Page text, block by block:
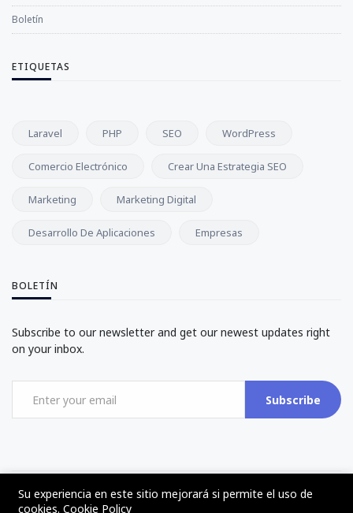
Boletín
ETIQUETAS
Laravel PHP SEO WordPress
Comercio Electrónico Crear Una Estrategia SEO
Marketing Marketing Digital
Desarrollo De Aplicaciones Empresas
BOLETÍN
Subscribe to our newsletter and get our newest updates right
on your inbox.
Subscribe
©2017 - 2024 - The Web Tier - Todos los derechos reservados
Su experiencia en este sitio mejorará si permite el uso de
cookies. Cookie Policy